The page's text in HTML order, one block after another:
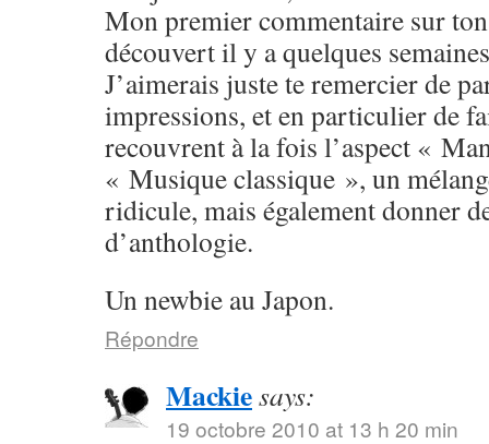
Mon premier commentaire sur
découvert il y a quelques
J’aimerais juste te remercier de
impressions, et en particulier de
recouvrent à la fois l’aspect «
« Musique classique », un
ridicule, mais également donner
d’anthologie.
Un newbie au Japon.
Répondre
Mackiesays:
19 octobre 2010 at 13 h 20 min